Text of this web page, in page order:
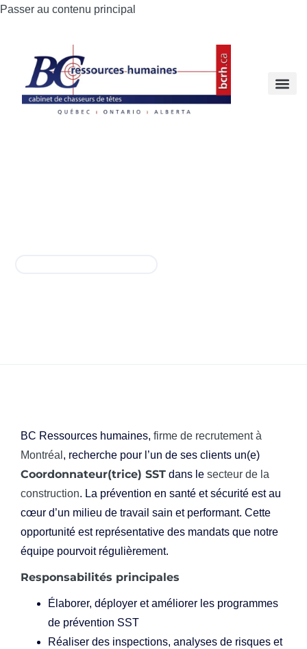
Passer au contenu principal
BC Ressources humaines, firme de recrutement à
Montréal , recherche pour l’un de ses clients un(e)
Coordonnateur(trice) SST dans le secteur de la
construction. La prévention en santé et sécurité est au
cœur d’un milieu de travail sain et performant. Cette
opportunité est représentative des mandats que notre
équipe pourvoit régulièrement.
Responsabilités principales
Élaborer, déployer et améliorer les programmes
de prévention SST
Réaliser des inspections, analyses de risques et